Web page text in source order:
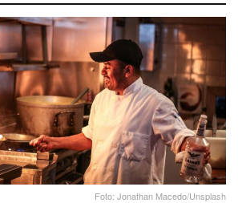
Foto: Jonathan Macedo/Unsplash